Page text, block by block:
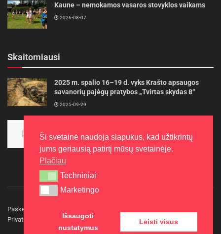
Kaune – nemokamos vasaros stovyklos vaikams
2026-08-07
Skaitomiausi
2025 m. spalio 16–19 d. vyks Krašto apsaugos
savanorių pajėgų pratybos „Tvirtas skydas 8“
2025-09-29
aukso
2015-10-30
Paskelbkite naujieną
Privatumo politika
Kontaktai
Ši svetainė naudoja slapukus, kad užtikrintų
jums geriausią patirtį mūsų svetainėje.
Plačiau
Techniniai
Techniniai
Marketingo
Marketingo
Išsaugoti
nustatymus
Leisti visus